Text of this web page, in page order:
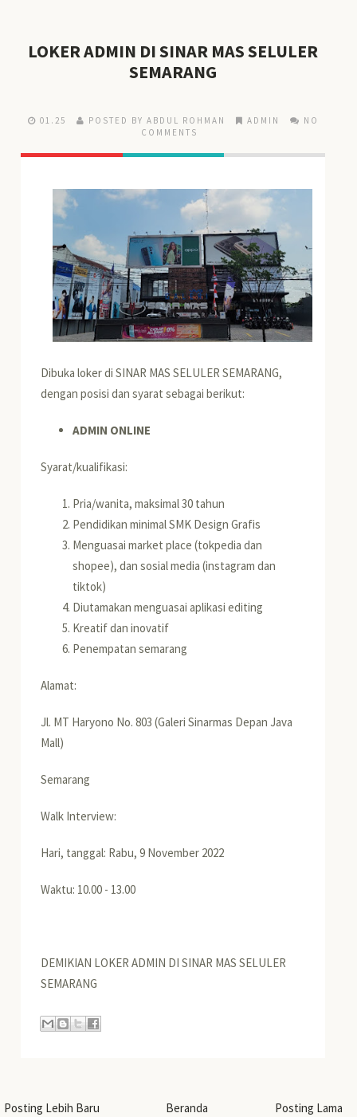
LOKER ADMIN DI SINAR MAS SELULER
SEMARANG
01.25 POSTED BY ABDUL ROHMAN ADMIN
NO
COMMENTS
Dibuka loker di SINAR MAS SELULER SEMARANG,
dengan posisi dan syarat sebagai berikut:
ADMIN ONLINE
Syarat/kualifikasi:
Pria/wanita, maksimal 30 tahun
Pendidikan minimal SMK Design Grafis
Menguasai market place (tokpedia dan
shopee), dan sosial media (instagram dan
tiktok)
Diutamakan menguasai aplikasi editing
Kreatif dan inovatif
Penempatan semarang
Alamat:
Jl. MT Haryono No. 803 (Galeri Sinarmas Depan Java
Mall)
Semarang
Walk Interview:
Hari, tanggal: Rabu, 9 November 2022
Waktu: 10.00 - 13.00
DEMIKIAN LOKER ADMIN DI SINAR MAS SELULER
SEMARANG
Posting Lebih Baru Posting Lama
Beranda